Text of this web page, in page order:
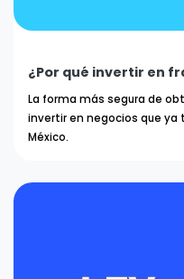
¿Por qué invertir en
La forma más segura de
invertir en negocios que ya
México.